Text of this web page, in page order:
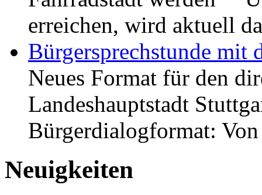
erreichen, wird aktuell
Bürgersprechstunde mit
Neues Format für den
Landeshauptstadt
Bürgerdialogformat:
Neuigkeiten